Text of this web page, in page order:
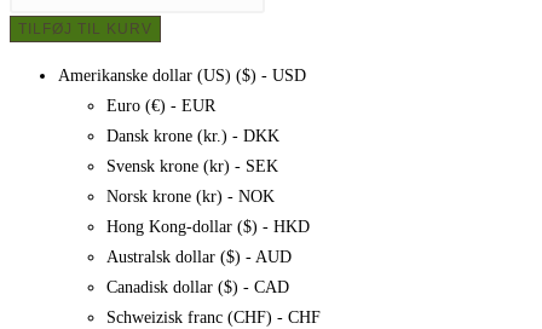
TILFØJ TIL KURV
Amerikanske dollar (US) ($) - USD
Euro (€) - EUR
Dansk krone (kr.) - DKK
Svensk krone (kr) - SEK
Norsk krone (kr) - NOK
Hong Kong-dollar ($) - HKD
Australsk dollar ($) - AUD
Canadisk dollar ($) - CAD
Schweizisk franc (CHF) - CHF